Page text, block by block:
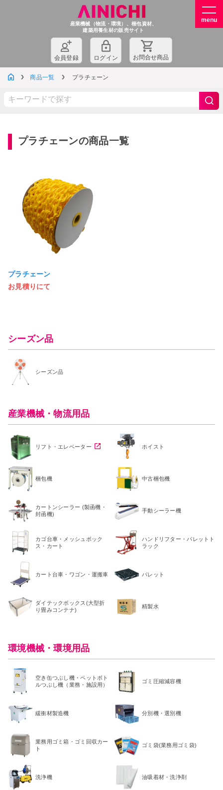
産業機械（物流・環境）、梱包資材、
建築用養生材の販売サイト
会員登録 ログイン お問合せ商品
商品一覧 プラチェーン
プラチェーンの商品一覧
プラチェーン
お見積りにて
シーズン品
シーズン品
産業機械・物流用品
リフト・エレベーター ホイスト
梱包機 中古梱包機
カートンシーラー (製函機・
封函機)
手動シーラー機
カゴ台車・メッシュボック
ス・カート
ハンドリフター・パレットト
ラック
カート台車・ワゴン・運搬車 パレット
ダイテックボックス(大型折
り畳みコンテナ)
精製水
環境機械・環境用品
空き缶つぶし機・ペットボト
ルつぶし機（業務・施設用）
ゴミ圧縮減容機
緩衝材製造機 分別機・選別機
業務用ゴミ箱・ゴミ回収カー
ト
ゴミ袋(業務用ゴミ袋)
洗浄機 油吸着材・洗浄剤